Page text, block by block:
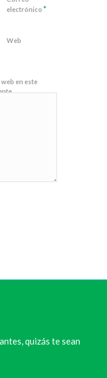
electrónico *
Web
en este
quizás te sean